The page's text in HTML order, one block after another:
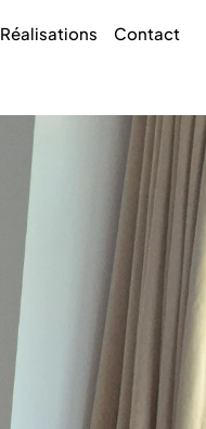
Réalisations Contact